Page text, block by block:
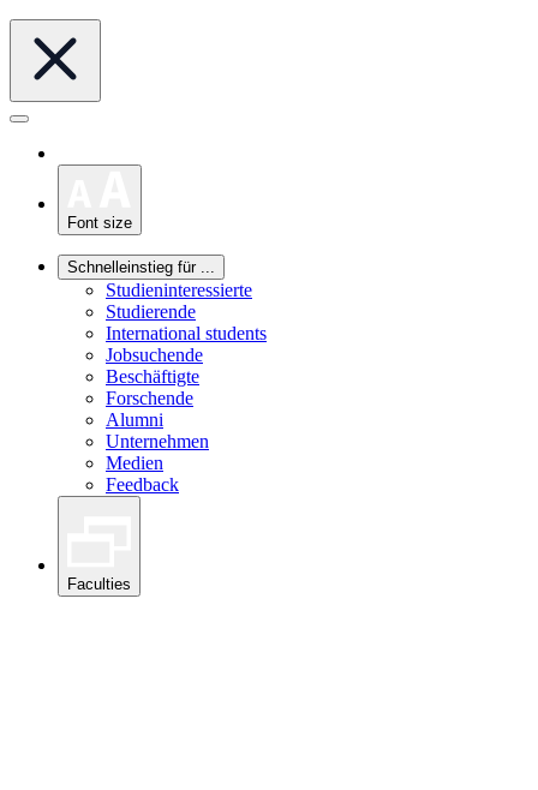
Font size
Schnelleinstieg für ...
Studieninteressierte
Studierende
International students
Jobsuchende
Beschäftigte
Forschende
Alumni
Unternehmen
Medien
Feedback
Faculties